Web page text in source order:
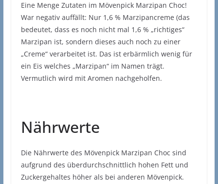
Eine Menge Zutaten im Mövenpick Marzipan Choc!
War negativ auffällt: Nur 1,6 % Marzipancreme (das
bedeutet, dass es noch nicht mal 1,6 % „richtiges“
Marzipan ist, sondern dieses auch noch zu einer
„Creme“ verarbeitet ist. Das ist erbärmlich wenig für
ein Eis welches „Marzipan“ im Namen trägt.
Vermutlich wird mit Aromen nachgeholfen.
Nährwerte
Die Nährwerte des Mövenpick Marzipan Choc sind
aufgrund des überdurchschnittlich hohen Fett und
Zuckergehaltes höher als bei anderen Mövenpick.